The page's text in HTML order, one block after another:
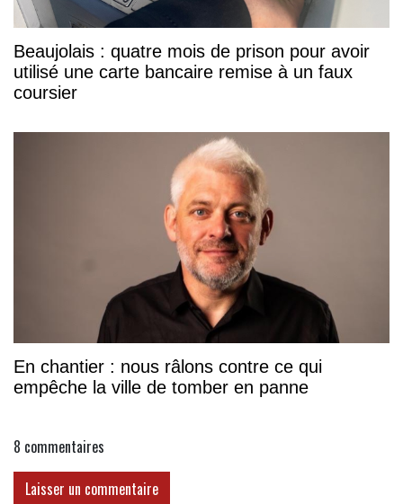
Beaujolais : quatre mois de prison pour avoir
utilisé une carte bancaire remise à un faux
coursier
En chantier : nous râlons contre ce qui
empêche la ville de tomber en panne
8 commentaires
Laisser un commentaire